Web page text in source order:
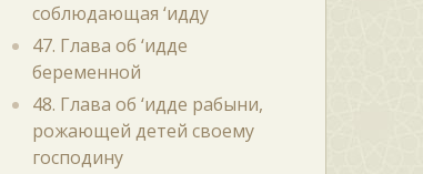
соблюдающая ‘идду
47. Глава об ‘идде
беременной
48. Глава об ‘идде рабыни,
рожающей детей своему
господину